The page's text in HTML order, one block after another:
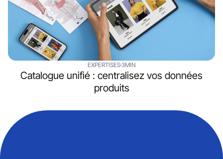
EXPERTISES3MIN
Catalogue unifié : centralisez vos données
produits